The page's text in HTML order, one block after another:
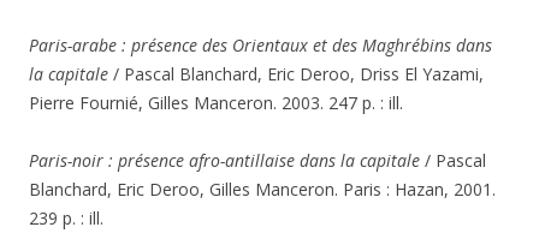
Paris-arabe : présence des Orientaux et des Maghrébins dans
la capitale / Pascal Blanchard, Eric Deroo, Driss El Yazami,
Pierre Fournié, Gilles Manceron. 2003. 247 p. : ill.
Paris-noir : présence afro-antillaise dans la capitale / Pascal
Blanchard, Eric Deroo, Gilles Manceron. Paris : Hazan, 2001.
239 p. : ill.